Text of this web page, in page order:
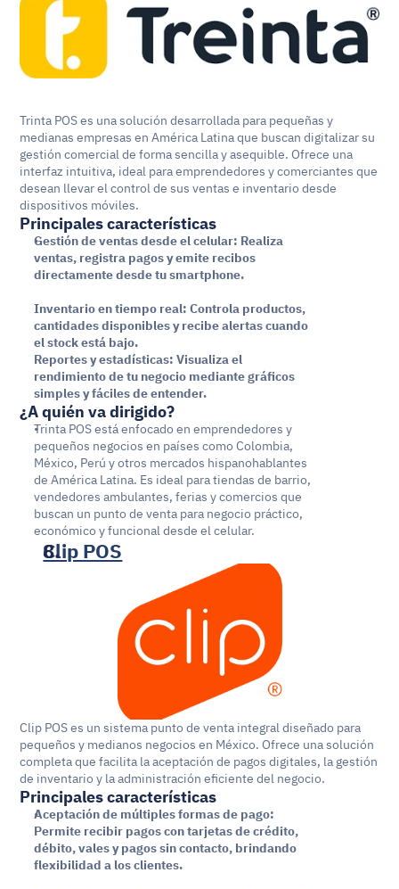
Trinta POS es una solución desarrollada para pequeñas y
medianas empresas en América Latina que buscan digitalizar su
gestión comercial de forma sencilla y asequible. Ofrece una
interfaz intuitiva, ideal para emprendedores y comerciantes que
desean llevar el control de sus ventas e inventario desde
dispositivos móviles.
Principales características
Gestión de ventas desde el celular: Realiza
ventas, registra pagos y emite recibos
directamente desde tu smartphone.
Inventario en tiempo real: Controla productos,
cantidades disponibles y recibe alertas cuando
el stock está bajo.
Reportes y estadísticas: Visualiza el
rendimiento de tu negocio mediante gráficos
simples y fáciles de entender.
¿A quién va dirigido?
Trinta POS está enfocado en emprendedores y
pequeños negocios en países como Colombia,
México, Perú y otros mercados hispanohablantes
de América Latina. Es ideal para tiendas de barrio,
vendedores ambulantes, ferias y comercios que
buscan un punto de venta para negocio práctico,
económico y funcional desde el celular.
Clip POS
​Clip POS es un sistema punto de venta integral diseñado para
pequeños y medianos negocios en México. Ofrece una solución
completa que facilita la aceptación de pagos digitales, la gestión
de inventario y la administración eficiente del negocio. ​
Principales características
Aceptación de múltiples formas de pago:
Permite recibir pagos con tarjetas de crédito,
débito, vales y pagos sin contacto, brindando
flexibilidad a los clientes.